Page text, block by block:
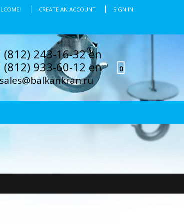
CREATE AN ACCOUNT SIGN IN
(812) 243-16-32 en
(812) 933-60-12 en
sales@balkankran.ru
0